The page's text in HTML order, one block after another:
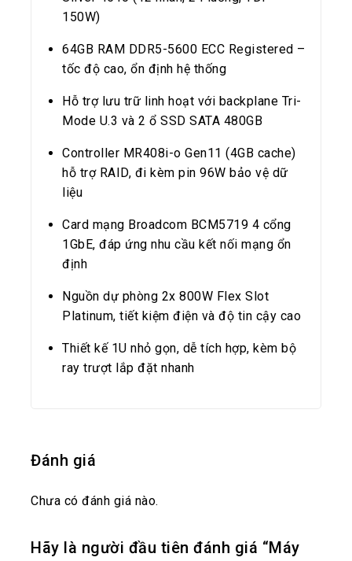
150W)
64GB RAM DDR5-5600 ECC Registered –
tốc độ cao, ổn định hệ thống
Hỗ trợ lưu trữ linh hoạt với backplane Tri-
Mode U.3 và 2 ổ SSD SATA 480GB
Controller MR408i-o Gen11 (4GB cache)
hỗ trợ RAID, đi kèm pin 96W bảo vệ dữ
liệu
Card mạng Broadcom BCM5719 4 cổng
1GbE, đáp ứng nhu cầu kết nối mạng ổn
định
Nguồn dự phòng 2x 800W Flex Slot
Platinum, tiết kiệm điện và độ tin cậy cao
Thiết kế 1U nhỏ gọn, dễ tích hợp, kèm bộ
ray trượt lắp đặt nhanh
Đánh giá
Chưa có đánh giá nào.
Hãy là người đầu tiên đánh giá “Máy